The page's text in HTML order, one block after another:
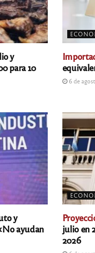
y
para 10
6 de
y
ayudan
julio en
2026